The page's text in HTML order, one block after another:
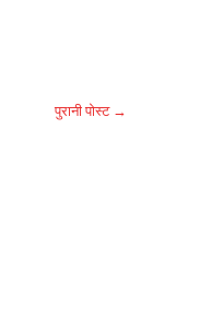
पुरानी पोस्ट →